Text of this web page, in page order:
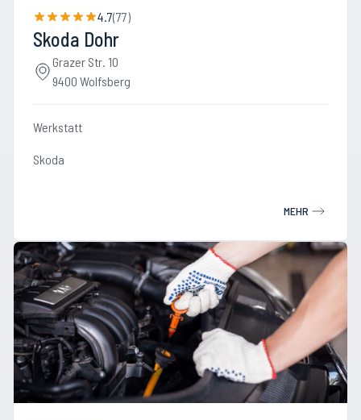
4.7(77)
Skoda Dohr
Grazer Str. 10
9400 Wolfsberg
Werkstatt
Skoda
MEHR